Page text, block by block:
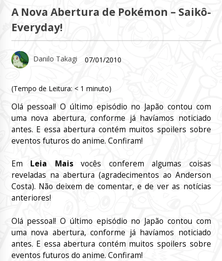
A Nova Abertura de Pokémon – Saikô-
Everyday!
Danilo Takagi 07/01/2010
(Tempo de Leitura: < 1 minuto)
Olá pessoal! O último episódio no Japão contou com
uma nova abertura, conforme já havíamos noticiado
antes. E essa abertura contém muitos spoilers sobre
eventos futuros do anime. Confiram!
Em Leia Maisvocês conferem algumas coisas
reveladas na abertura (agradecimentos ao Anderson
Costa). Não deixem de comentar, e de ver as notícias
anteriores!
Olá pessoal! O último episódio no Japão contou com
uma nova abertura, conforme já havíamos noticiado
antes. E essa abertura contém muitos spoilers sobre
eventos futuros do anime. Confiram!